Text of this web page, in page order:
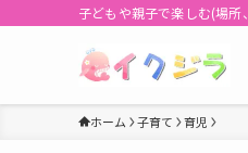
子どもや親子で楽しむ(場
ホーム 子育て 育児